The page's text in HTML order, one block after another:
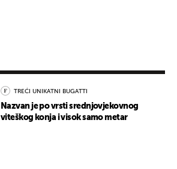
TREĆI UNIKATNI BUGATTI
Nazvan je po vrsti srednjovjekovnog
viteškog konja i visok samo metar